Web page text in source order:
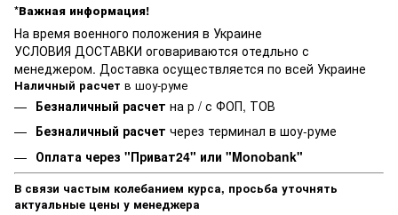
*Важная информация!
На время военного положения в Украине
УСЛОВИЯ ДОСТАВКИ оговариваются отедльно с
менеджером. Доставка осуществляется по всей Украине
Наличный расчет в шоу-руме
Безналичный расчет на р / с ФОП, ТОВ
Безналичный расчет через терминал в шоу-руме
Оплата через "Приват24" или "Monobank"
В связи частым колебанием курса, просьба уточнять
актуальные цены у менеджера